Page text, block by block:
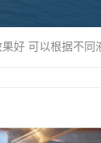
好 可以根据不同